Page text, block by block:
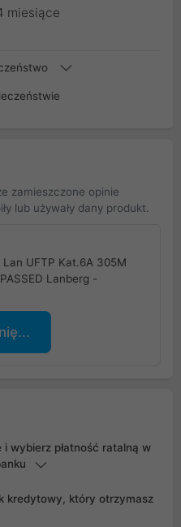
miesiące
zamieszczone opinie
lub używały dany produkt.
UFTP Kat.6A 305M
Lanberg -
i wybierz płatność ratalną w
kredytowy, który otrzymasz